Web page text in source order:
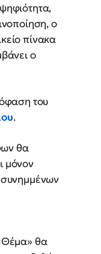
ο
πίνακα
ο
του
.
θα
μόνον
συνημμένων
θα